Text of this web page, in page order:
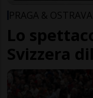
PRAGA &
Lo
Svizzera